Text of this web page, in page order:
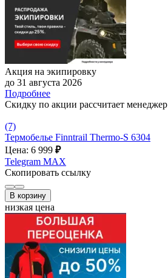
Акция на экипировку
до 31 августа 2026
Подробнее
Скидку по акции рассчитает менеджер
(7)
Термобелье Finntrail Thermo-S 6304
Цена: 6 999 ₽
Telegram MAX
Скопировать ссылку
В корзину
низкая цена